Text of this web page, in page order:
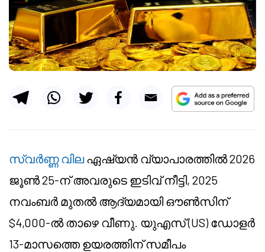
സ്വർണ്ണ വിലഏഷ്യൻ വ്യാപാരത്തിൽ 2026
ജൂൺ 25-ന് അവരുടെ ഇടിവ് നീട്ടി, 2025
നവംബർ മുതൽ ആദ്യമായി ഔൺസിന്
$4,000-ൽ താഴെ വീണു. യുഎസ് (US) ഡോളർ
13-മാസത്തെ ഉയരത്തിന് സമീപം